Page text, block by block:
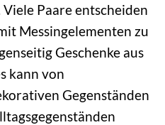
Paare entscheiden
Messingelementen zu
Geschenke aus
kann von
Gegenständen